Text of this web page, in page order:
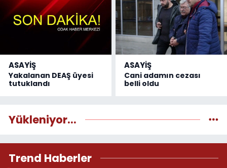
ASAYİŞ
Yakalanan DEAŞ üyesi
tutuklandı
ASAYİŞ
Cani adamın cezası
belli oldu
Yükleniyor...
Trend Haberler